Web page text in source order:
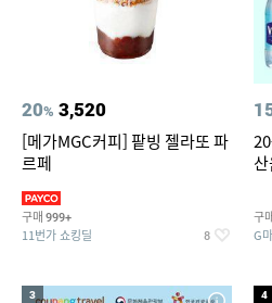
20% 3,520
[메가MGC커피] 팥빙 젤라또 파
르페
구매 999+
11번가 쇼킹딜 8
구
G
3 4